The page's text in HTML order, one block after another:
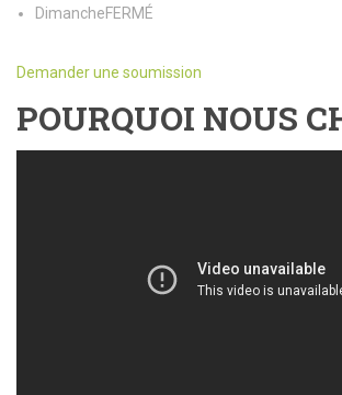
DimancheFERMÉ
Demander une soumission
POURQUOI NOUS